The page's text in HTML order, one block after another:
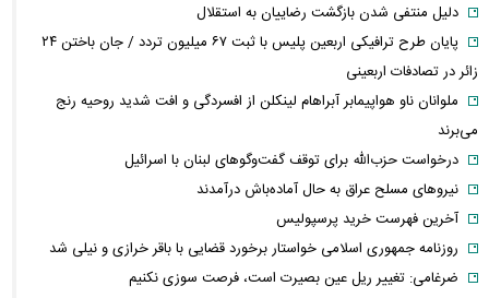
دلیل منتفی شدن بازگشت رضاییان به استقلال
پایان طرح ترافیکی اربعین پلیس با ثبت ۶۷ میلیون تردد / جان باختن ۲۴
زائر در تصادفات اربعینی
ملوانان ناو هواپیمابر آبراهام لینکلن از افسردگی و افت شدید روحیه رنج
می‌برند
درخواست حزب‌الله برای توقف گفت‌وگوهای لبنان با اسرائیل
نیروهای مسلح عراق به حال آماده‌باش درآمدند
آخرین فهرست خرید پرسپولیس
روزنامه جمهوری اسلامی خواستار برخورد قضایی با باقر خرازی و نیلی شد
ضرغامی: تغییر ریل عین بصیرت است، فرصت سوزی نکنیم